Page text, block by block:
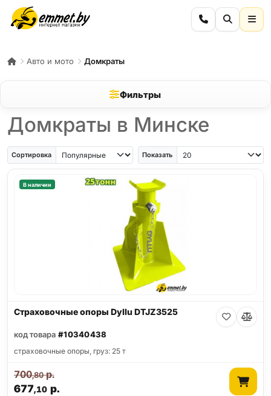
Авто и мото Домкраты
Фильтры
Домкраты в Минске
Сортировка Показать
В наличии
Страховочные опоры Dyllu DTJZ3525
код товара #10340438
страховочные опоры, груз: 25 т
677,10р.
700,80р.